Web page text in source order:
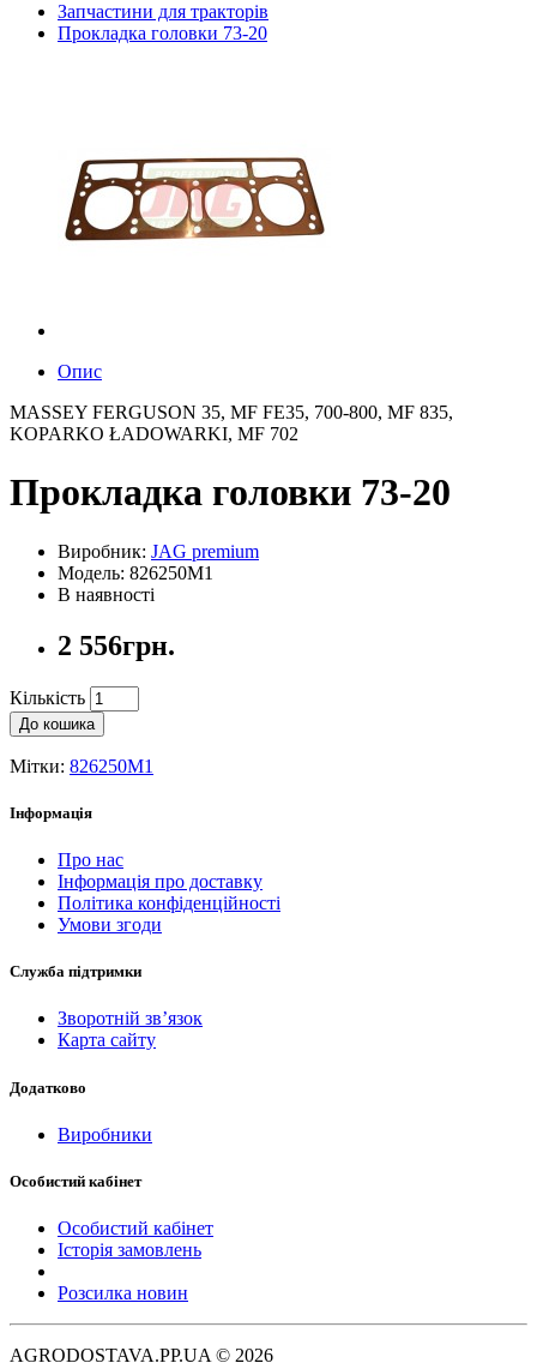
Запчастини для тракторів
Прокладка головки 73-20
Опис
MASSEY FERGUSON 35, MF FE35, 700-800, MF 835,
KOPARKO ŁADOWARKI, MF 702
Прокладка головки 73-20
Виробник: JAG premium
Модель: 826250M1
В наявності
2 556грн.
Кількість
До кошика
Мітки: 826250M1
Інформація
Про нас
Інформація про доставку
Політика конфіденційності
Умови згоди
Служба підтримки
Зворотній зв’язок
Карта сайту
Додатково
Виробники
Особистий кабінет
Особистий кабінет
Історія замовлень
Розсилка новин
AGRODOSTAVA.PP.UA © 2026